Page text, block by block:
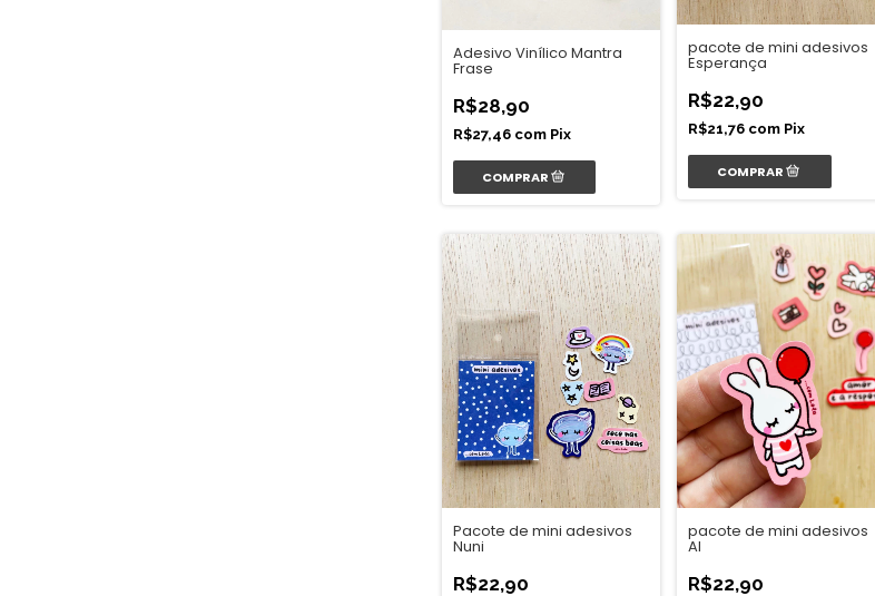
Adesivo Vinílico Mantra
Frase
R$28,90
R$27,46 com Pix
pacote de mini adesivos
Esperança
R$22,90
R$21,76 com Pix
Pacote de mini adesivos
Nuni
R$22,90
pacote de mini adesivos
Al
R$22,90